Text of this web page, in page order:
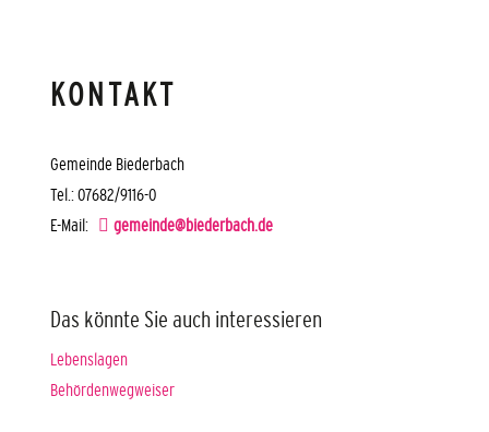
KONTAKT
Gemeinde Biederbach
Tel.: 07682/9116-0
E-Mail:
gemeinde@biederbach.de
Das könnte Sie auch interessieren
Lebenslagen
Behördenwegweiser